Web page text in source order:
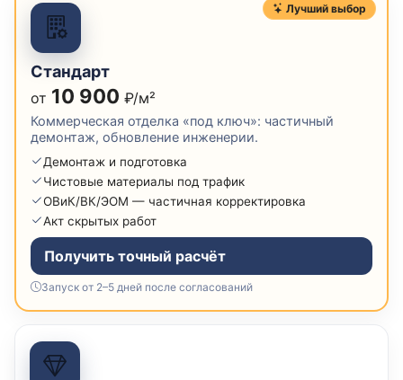
Лучший выбор
Стандарт
от 10 900 ₽/м²
Коммерческая отделка «под ключ»: частичный
демонтаж, обновление инженерии.
Демонтаж и подготовка
Чистовые материалы под трафик
ОВиК/ВК/ЭОМ — частичная корректировка
Акт скрытых работ
Получить точный расчёт
Запуск от 2–5 дней после согласований